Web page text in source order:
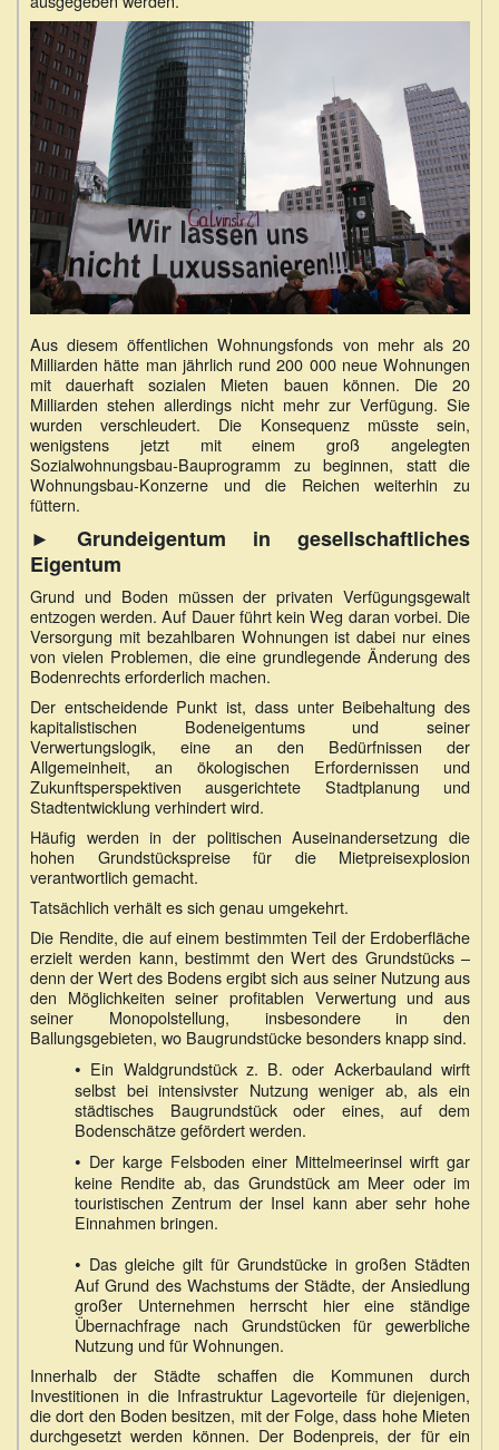
Aus diesem öffentlichen Wohnungsfonds von mehr als 20
Milliarden hätte man jährlich rund 200 000 neue Wohnungen
mit dauerhaft sozialen Mieten bauen können. Die 20
Milliarden stehen allerdings nicht mehr zur Verfügung. Sie
wurden verschleudert. Die Konsequenz müsste sein,
wenigstens jetzt mit einem groß angelegten
Sozialwohnungsbau-Bauprogramm zu beginnen, statt die
Wohnungsbau-Konzerne und die Reichen weiterhin zu
füttern.
► Grundeigentum in gesellschaftliches
Eigentum
Grund und Boden müssen der privaten Verfügungsgewalt
entzogen werden. Auf Dauer führt kein Weg daran vorbei. Die
Versorgung mit bezahlbaren Wohnungen ist dabei nur eines
von vielen Problemen, die eine grundlegende Änderung des
Bodenrechts erforderlich machen.
Der entscheidende Punkt ist, dass unter Beibehaltung des
kapitalistischen Bodeneigentums und seiner
Verwertungslogik, eine an den Bedürfnissen der
Allgemeinheit, an ökologischen Erfordernissen und
Zukunftsperspek­tiven ausgerichtete Stadtplanung und
Stadtentwicklung verhindert wird.
Häufig werden in der politischen Auseinandersetzung die
hohen Grundstückspreise für die Mietpreisexplosion
verantwortlich gemacht.
Tatsächlich verhält es sich genau umgekehrt.
Die Rendite, die auf einem bestimmten Teil der Erdoberfläche
erzielt werden kann, bestimmt den Wert des Grundstücks –
denn der Wert des Bodens ergibt sich aus seiner Nutzung aus
den Möglichkeiten seiner profitablen Verwertung und aus
seiner Monopolstellung, insbesondere in den
Ballungsgebieten, wo Baugrundstücke besonders knapp sind.
• Ein Waldgrundstück z. B. oder Ackerbauland wirft
selbst bei intensivster Nutzung weniger ab, als ein
städtisches Baugrundstück oder eines, auf dem
Bodenschätze gefördert werden.
• Der karge Felsboden einer Mittelmeerinsel wirft gar
keine Rendite ab, das Grundstück am Meer oder im
touristischen Zentrum der Insel kann aber sehr hohe
Einnahmen bringen.
• Das gleiche gilt für Grundstücke in großen Städten
Auf Grund des Wachstums der Städte, der Ansiedlung
großer Unternehmen herrscht hier eine ständige
Übernachfrage nach Grundstücken für gewerbliche
Nutzung und für Wohnungen.
Innerhalb der Städte schaffen die Kommunen durch
Investitionen in die Infrastruktur Lagevorteile für diejenigen,
die dort den Boden besitzen, mit der Folge, dass hohe Mieten
durchgesetzt werden können. Der Bodenpreis, der für ein